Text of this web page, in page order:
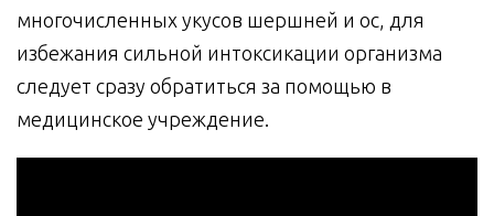
многочисленных укусов шершней и ос, для
избежания сильной интоксикации организма
следует сразу обратиться за помощью в
медицинское учреждение.